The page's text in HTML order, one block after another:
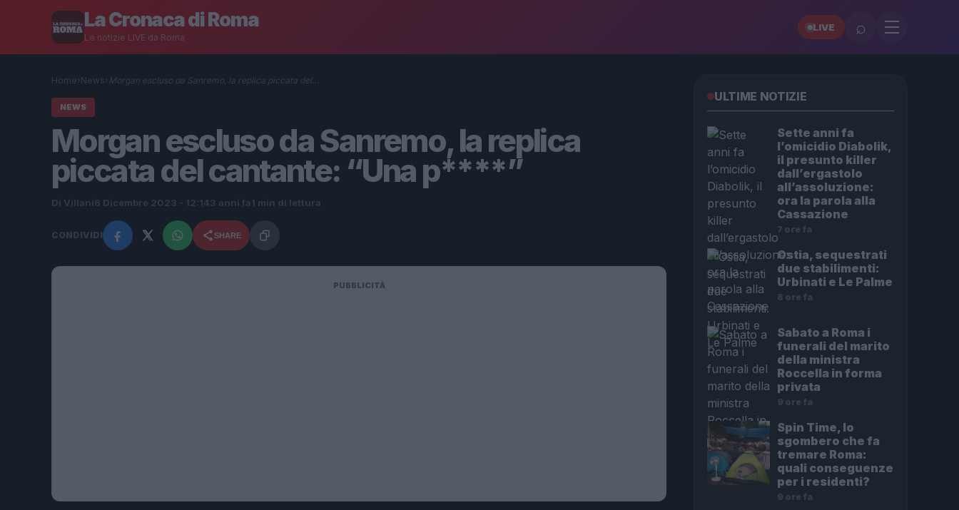
La Cronaca di Roma
Le notizie LIVE da Roma
LIVE ⌕
Home› News› Morgan escluso da Sanremo, la replica piccata del…
NEWS
Morgan escluso da Sanremo, la replica
piccata del cantante: “Una p****”
Di Villani6 Dicembre 2023 - 12:143 anni fa 1 min di lettura
CONDIVIDI SHARE
PUBBLICITÀ
ULTIME NOTIZIE
Sette anni fa
l’omicidio Diabolik,
il presunto killer
dall’ergastolo
all’assoluzione:
ora la parola alla
Cassazione
7 ore fa
Ostia, sequestrati
due stabilimenti:
Urbinati e Le Palme
8 ore fa
Sabato a Roma i
funerali del marito
della ministra
Roccella in forma
privata
9 ore fa
Spin Time, lo
sgombero che fa
tremare Roma:
quali conseguenze
per i residenti?
9 ore fa